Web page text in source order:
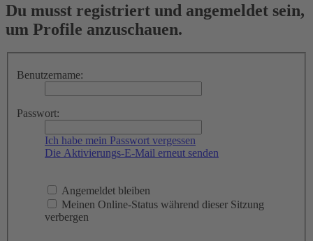
Du musst registriert und angemeldet sein,
um Profile anzuschauen.
Benutzername:
Passwort:
Ich habe mein Passwort vergessen
Die Aktivierungs-E-Mail erneut senden
Angemeldet bleiben
Meinen Online-Status während dieser Sitzung
verbergen